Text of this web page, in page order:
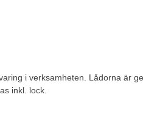
i verksamheten. Lådorna är
inkl. lock.